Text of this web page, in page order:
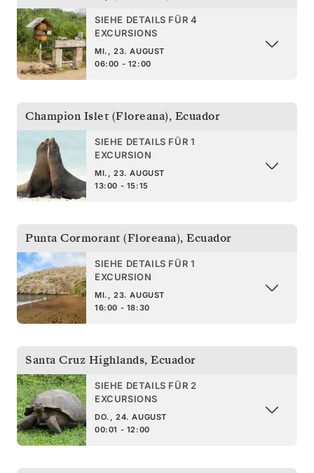
SIEHE DETAILS FÜR 4
EXCURSIONS
MI., 23. AUGUST
06:00 - 12:00
Champion Islet (Floreana), Ecuador
SIEHE DETAILS FÜR 1
EXCURSION
MI., 23. AUGUST
13:00 - 15:15
Punta Cormorant (Floreana), Ecuador
SIEHE DETAILS FÜR 1
EXCURSION
MI., 23. AUGUST
16:00 - 18:30
Santa Cruz Highlands, Ecuador
SIEHE DETAILS FÜR 2
EXCURSIONS
DO., 24. AUGUST
00:01 - 12:00